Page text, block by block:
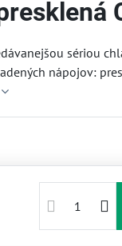
sériou
nápojov: